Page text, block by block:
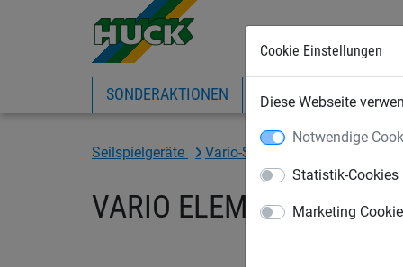
Cookie Einstellungen
Diese Webseite
Notwendige
Statistik-Cookies
Marketing
SONDERAKTIONEN EXPRESS-SHOP
Seilspielgeräte Vario-System
VARIO ELEMENT 6 -